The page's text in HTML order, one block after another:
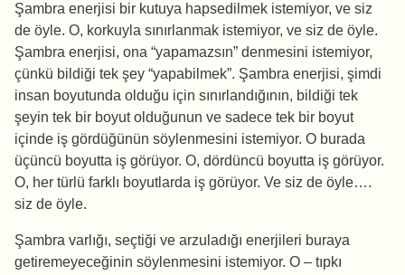
Şambra enerjisi bir kutuya hapsedilmek istemiyor, ve siz
de öyle. O, korkuyla sınırlanmak istemiyor, ve siz de öyle.
Şambra enerjisi, ona “yapamazsın” denmesini istemiyor,
çünkü bildiği tek şey “yapabilmek”. Şambra enerjisi, şimdi
insan boyutunda olduğu için sınırlandığının, bildiği tek
şeyin tek bir boyut olduğunun ve sadece tek bir boyut
içinde iş gördüğünün söylenmesini istemiyor. O burada
üçüncü boyutta iş görüyor. O, dördüncü boyutta iş görüyor.
O, her türlü farklı boyutlarda iş görüyor. Ve siz de öyle….
siz de öyle.
Şambra varlığı, seçtiği ve arzuladığı enerjileri buraya
getiremeyeceğinin söylenmesini istemiyor. O – tıpkı